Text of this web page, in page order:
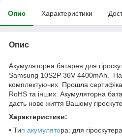
Опис Характеристики
Опис
Акумуляторна батарея для
Samsung 10S2P 36V 4400mAh.
комплектуючих. Прошла
RoHS та інших. Акумуляторна
дасть нове життя Вашому
Характеристики:
• Тип акумулятора: для